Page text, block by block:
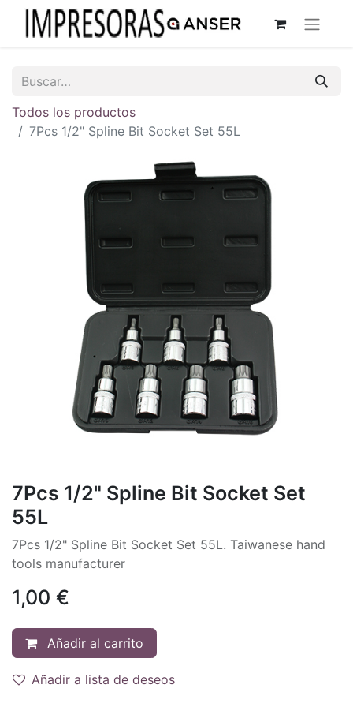
Todos los productos
7Pcs 1/2" Spline Bit Socket Set 55L
7Pcs 1/2" Spline Bit Socket Set
55L
7Pcs 1/2" Spline Bit Socket Set 55L. Taiwanese hand
tools manufacturer
1,00 €
Añadir al carrito
Añadir a lista de deseos